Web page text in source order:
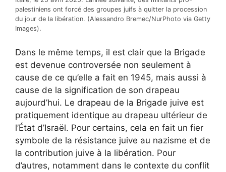
palestiniens ont forcé des groupes juifs à quitter la procession
du jour de la libération. (Alessandro Bremec/NurPhoto via Getty
Images).
Dans le même temps, il est clair que la Brigade
est devenue controversée non seulement à
cause de ce qu’elle a fait en 1945, mais aussi à
cause de la signification de son drapeau
aujourd’hui. Le drapeau de la Brigade juive est
pratiquement identique au drapeau ultérieur de
l’État d’Israël. Pour certains, cela en fait un fier
symbole de la résistance juive au nazisme et de
la contribution juive à la libération. Pour
d’autres, notamment dans le contexte du conflit